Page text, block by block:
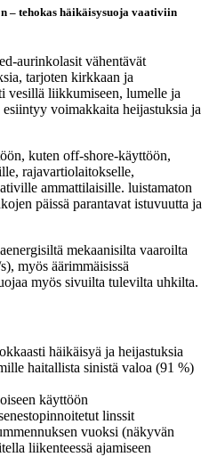
– tehokas häikäisysuoja vaativiin
aurinkolasit vähentävät
tarjoten kirkkaan ja
vesillä liikkumiseen, lumelle ja
voimakkaita heijastuksia ja
kuten off-shore-käyttöön,
rajavartiolaitokselle,
ammattilaisille. luistamaton
päissä parantavat istuvuutta ja
mekaanisilta vaaroilta
myös äärimmäisissä
myös sivuilta tulevilta uhkilta.
häikäisyä ja heijastuksia
haitallista sinistä valoa (91 %)
käyttöön
linssit
vuoksi (näkyvän
liikenteessä ajamiseen